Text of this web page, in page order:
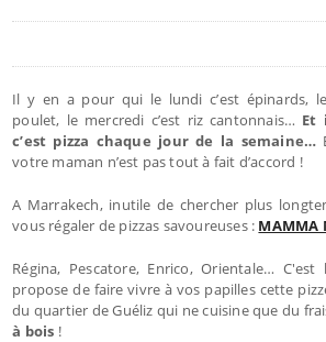
Il y en a pour qui le lundi c’est épinards,
poulet, le mercredi c’est riz cantonnais… Et
c’est pizza chaque jour de la semaine…
votre maman n’est pas tout à fait d’accord !
A Marrakech, inutile de chercher plus
vous régaler de pizzas savoureuses : MAMMA
Régina, Pescatore, Enrico, Orientale…
propose de faire vivre à vos papilles cette
du quartier de Guéliz qui ne cuisine que du
à bois !